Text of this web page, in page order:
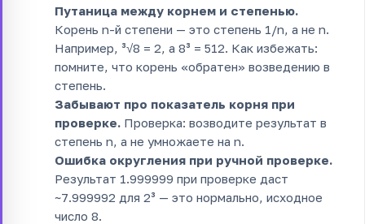
Путаница между корнем и степенью.
Корень n-й степени — это степень 1/n, а не n.
Например, ³√8 = 2, а 8³ = 512. Как избежать:
помните, что корень «обратен» возведению в
степень.
Забывают про показатель корня при
проверке. Проверка: возводите результат в
степень n, а не умножаете на n.
Ошибка округления при ручной проверке.
Результат 1.999999 при проверке даст
~7.999992 для 2³ — это нормально, исходное
число 8.